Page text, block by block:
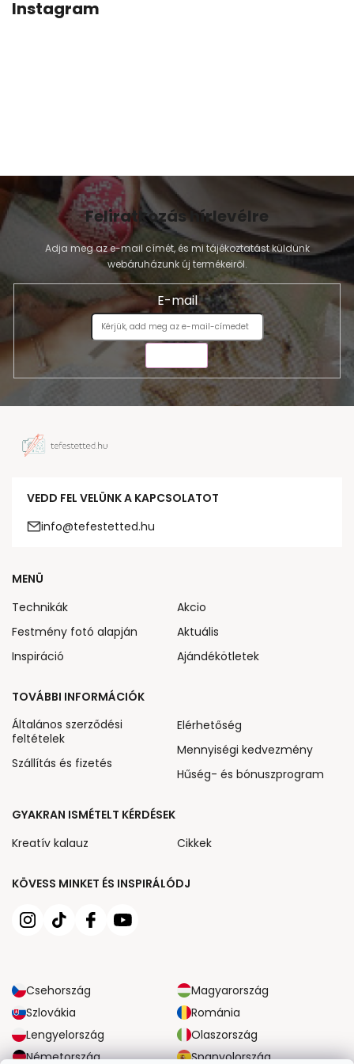
Instagram
Feliratkozás hírlevélre
Adja meg az e-mail címét, és mi tájékoztatást küldünk
webáruházunk új termékeiről.
E-mail
VEDD FEL VELÜNK A KAPCSOLATOT
info@tefestetted.hu
KÖVESS MINKET ÉS INSPIRÁLÓDJ
Csehország
Magyarország
Szlovákia
Románia
Lengyelország
Olaszország
Németország
Spanyolország
MENÜ
Technikák
Festmény fotó alapján
Inspiráció
Akcio
Aktuális
Ajándékötletek
TOVÁBBI INFORMÁCIÓK
Általános szerződési
feltételek
Szállítás és fizetés
Elérhetőség
Mennyiségi kedvezmény
Hűség- és bónuszprogram
GYAKRAN ISMÉTELT KÉRDÉSEK
Kreatív kalauz
Cikkek